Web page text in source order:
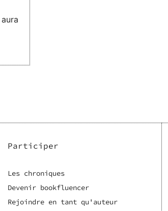
Participer
Les chroniques
Devenir bookfluencer
Rejoindre en tant qu'auteur